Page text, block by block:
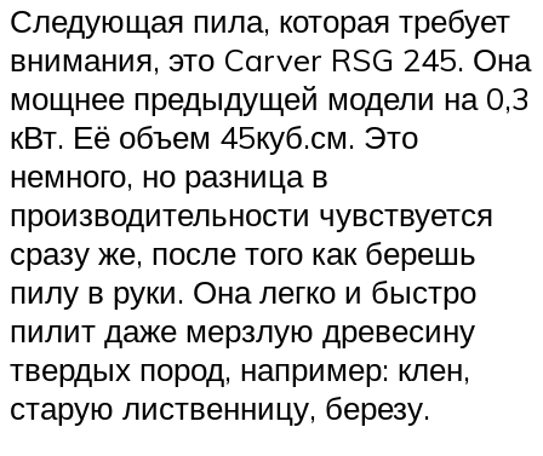
Следующая пила, которая требует
внимания, это Carver RSG 245. Она
мощнее предыдущей модели на 0,3
кВт. Её объем 45куб.см. Это
немного, но разница в
производительности чувствуется
сразу же, после того как берешь
пилу в руки. Она легко и быстро
пилит даже мерзлую древесину
твердых пород, например: клен,
старую лиственницу, березу.